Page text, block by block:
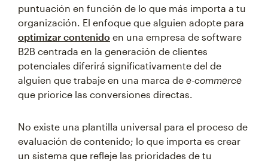
puntuación en función de lo que más importa a tu
organización. El enfoque que alguien adopte para
optimizar contenido en una empresa de software
B2B centrada en la generación de clientes
potenciales diferirá significativamente del de
alguien que trabaje en una marca de e-commerce
que priorice las conversiones directas.
No existe una plantilla universal para el proceso de
evaluación de contenido; lo que importa es crear
un sistema que refleje las prioridades de tu